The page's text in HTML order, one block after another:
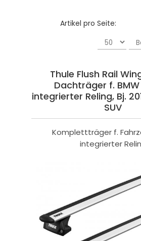
Artikel pro Seite:
Thule Flush Rail
Dachträger f.
integrierter Reling, Bj.
SUV
Komplettträger f.
integrierter